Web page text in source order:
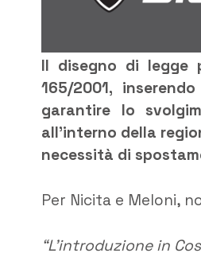
Il disegno di legge
165/2001,
garantire lo
all’interno della
necessità di
Per Nicita e Meloni,
“L’introduzione in